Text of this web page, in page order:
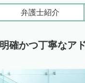
弁護士紹介
確かつ丁寧なア